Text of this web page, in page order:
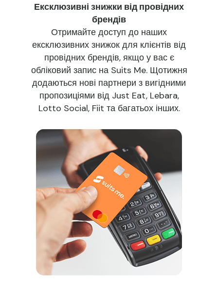
Ексклюзивні знижки від провідних
брендів
Отримайте доступ до наших
ексклюзивних знижок для клієнтів від
провідних брендів, якщо у вас є
обліковий запис на Suits Me. Щотижня
додаються нові партнери з вигідними
пропозиціями від Just Eat, Lebara,
Lotto Social, Fiit та багатьох інших.